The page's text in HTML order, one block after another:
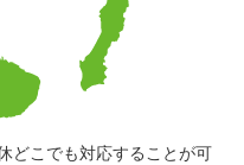
どこでも対応することが可